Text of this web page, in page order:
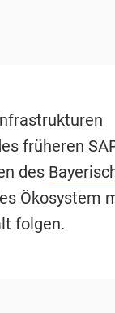
früheren
des
Ökosystem
folgen.